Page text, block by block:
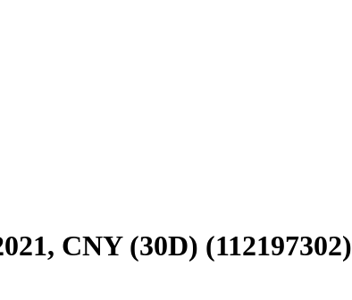
CNY (30D) (112197302)